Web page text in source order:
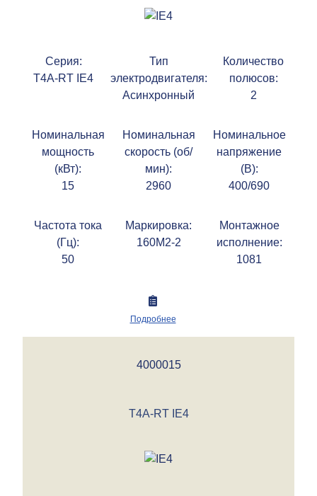
Серия:
T4A-RT IE4
Тип
электродвигателя:
Асинхронный
Количество
полюсов:
2
Номинальная
мощность
(кВт):
15
Номинальная
скорость (об/
мин):
2960
Номинальное
напряжение
(В):
400/690
Частота тока
(Гц):
50
Маркировка:
160M2-2
Монтажное
исполнение:
1081
Подробнее
4000015
T4A-RT IE4